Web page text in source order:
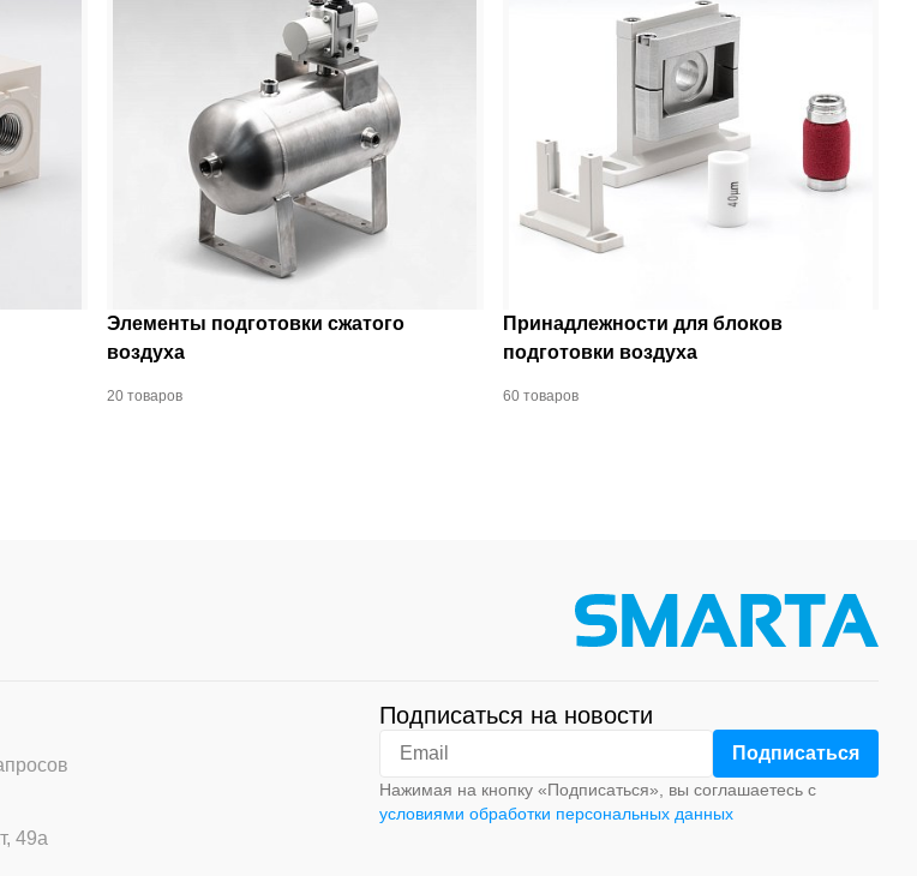
Элементы подготовки сжатого
воздуха
20 товаров
Принадлежности для блоков
подготовки воздуха
60 товаров
49а
Подписаться на новости
Нажимая на кнопку «Подписаться», вы соглашаетесь с
условиями обработки персональных данных